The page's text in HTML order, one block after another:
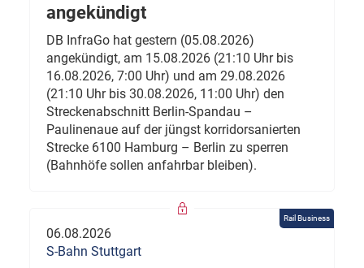
angekündigt
DB InfraGo hat gestern (05.08.2026)
angekündigt, am 15.08.2026 (21:10 Uhr bis
16.08.2026, 7:00 Uhr) und am 29.08.2026
(21:10 Uhr bis 30.08.2026, 11:00 Uhr) den
Streckenabschnitt Berlin-Spandau –
Paulinenaue auf der jüngst korridorsanierten
Strecke 6100 Hamburg – Berlin zu sperren
(Bahnhöfe sollen anfahrbar bleiben).
Rail Business
06.08.2026
S-Bahn Stuttgart